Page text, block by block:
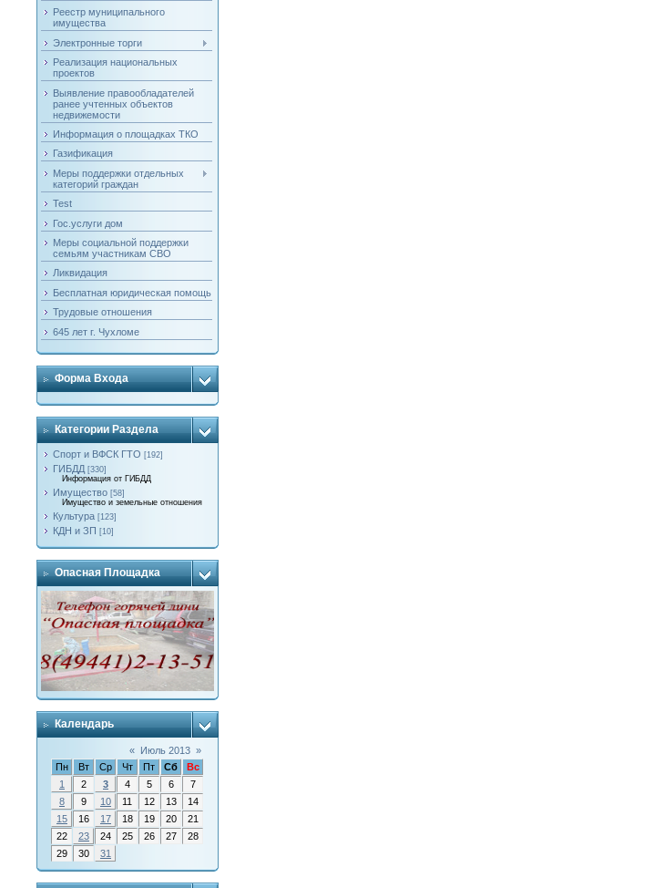
Реестр муниципального
имущества
Электронные торги
Реализация национальных
проектов
Выявление правообладателей
ранее учтенных объектов
недвижемости
Информация о площадках ТКО
Газификация
Меры поддержки отдельных
категорий граждан
Test
Гос.услуги дом
Меры социальной поддержки
семьям участникам СВО
Ликвидация
Бесплатная юридическая помощь
Трудовые отношения
645 лет г. Чухломе
Форма Входа
Категории Раздела
Спорт и ВФСК ГТО [192]
ГИБДД [330]
Информация от ГИБДД
Имущество [58]
Имущество и земельные отношения
Культура [123]
КДН и ЗП [10]
Опасная Площадка
Календарь
« Июль 2013 »
Пн
Вт Ср Чт Пт Сб
Вс
1
2 3 4 5 6
7
8
9 10 11 12 13
14
15
16 17 18 19 20
21
22
23 24 25 26 27
28
29
30 31